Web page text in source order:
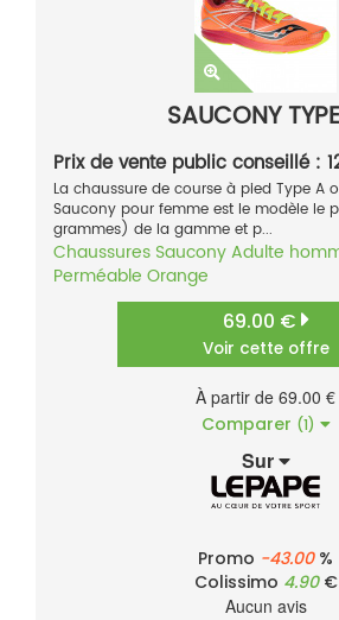
SAUCONY
Prix de vente public conseillé :
La chaussure de course à pied Type A
Saucony pour femme est le modèle le
grammes) de la gamme et p...
Chaussures SauconyAdulte
Perméable Orange
69.00 €
Voir cette offre
À partir de 69.00 €
Comparer (1)
Sur
Promo -43.00%
Colissimo 4.90€
Aucun avis